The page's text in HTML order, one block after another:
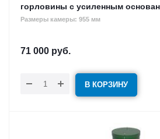
горловины с усиленным
Размеры камеры: 955 мм
71 000 руб.
В КОРЗИНУ